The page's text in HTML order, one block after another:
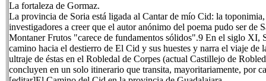
La fortaleza de Gormaz.
La provincia de Soria está ligada al Cantar de mío Cid: la
investigadores a creer que el autor anónimo del poema pudo ser
Montaner Frutos "carece de fundamentos sólidos".9 En el siglo XI,
camino hacia el destierro de El Cid y sus huestes y narra el viaje
ultraje de éstas en el Robledal de Corpes (actual Castillejo de
concluyen en un solo itinerario que transita, mayoritariamente, por